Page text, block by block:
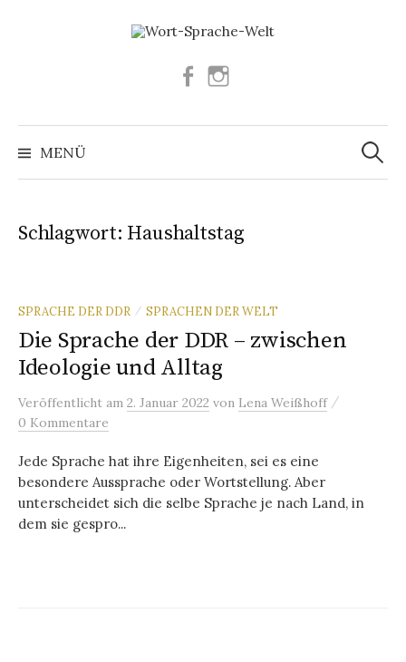
Facebook
MENÜ
Suchen
nach:
Schlagwort: Haushaltstag
SPRACHE DER DDR / SPRACHEN DER WELT
Die Sprache der DDR – zwischen
Ideologie und Alltag
Veröffentlicht am 2. Januar 2022 von Lena Weißhoff /
0 Kommentare
Jede Sprache hat ihre Eigenheiten, sei es eine
besondere Aussprache oder Wortstellung. Aber
unterscheidet sich die selbe Sprache je nach Land, in
dem sie gespro...